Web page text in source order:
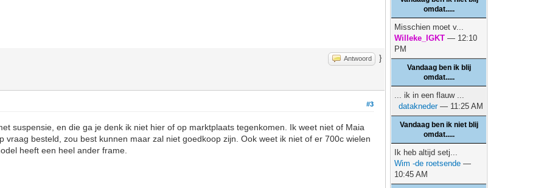
Antwoord }
#3
suspensie, en die ga je denk ik niet hier of op marktplaats tegenkomen. Ik weet niet of Maia
vraag besteld, zou best kunnen maar zal niet goedkoop zijn. Ook weet ik niet of er 700c wielen
heeft een heel ander frame.
omdat.....
Misschien moet v...
Willeke_IGKT — 12:10
PM
Vandaag ben ik blij
omdat.....
... ik in een flauw ...
datakneder— 11:25 AM
Vandaag ben ik niet blij
omdat.....
Ik heb altijd setj...
Wim -de roetsende —
10:45 AM